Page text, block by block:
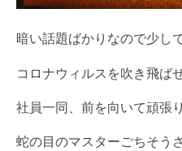
暗い話題ばかりなので少し
コロナウィルスを吹き飛ば
社員一同、前を向いて頑張
蛇の目のマスターごちそう